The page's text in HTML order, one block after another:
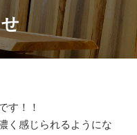
す！！
く感じられるようにな